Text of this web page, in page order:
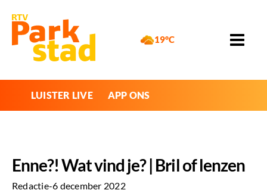
19°C
LUISTER LIVE APP ONS
Enne?! Wat vind je? | Bril of lenzen
Redactie-6 december 2022